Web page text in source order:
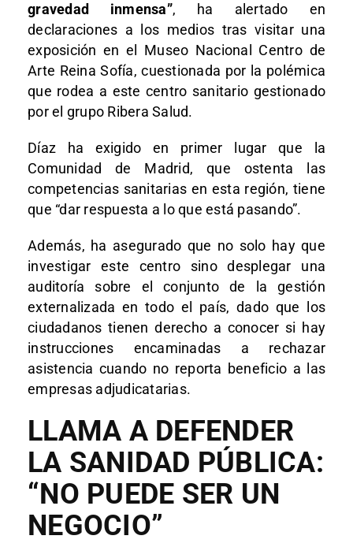
gravedad inmensa”, ha alertado en
declaraciones a los medios tras visitar una
exposición en el Museo Nacional Centro de
Arte Reina Sofía, cuestionada por la polémica
que rodea a este centro sanitario gestionado
por el grupo Ribera Salud.
Díaz ha exigido en primer lugar que la
Comunidad de Madrid, que ostenta las
competencias sanitarias en esta región, tiene
que “dar respuesta a lo que está pasando”.
Además, ha asegurado que no solo hay que
investigar este centro sino desplegar una
auditoría sobre el conjunto de la gestión
externalizada en todo el país, dado que los
ciudadanos tienen derecho a conocer si hay
instrucciones encaminadas a rechazar
asistencia cuando no reporta beneficio a las
empresas adjudicatarias.
LLAMA A DEFENDER
LA SANIDAD PÚBLICA:
“NO PUEDE SER UN
NEGOCIO”